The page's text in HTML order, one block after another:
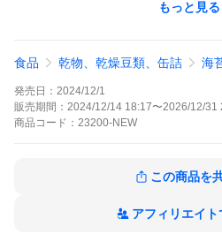
して下さい。
い。
もっと見る
食品 乾物、乾燥豆類、缶詰 海
発売日： 2024/12/1
販売期間： 2024/12/14 18:17〜2026/12/31
商品 コード： 23200-NEW
この商品を
アフィリエイト